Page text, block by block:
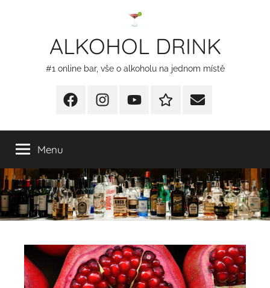
ALKOHOL DRINK
#1 online bar, vše o alkoholu na jednom místě
FacebookInstagram
YT
Redakční
E-
Menu